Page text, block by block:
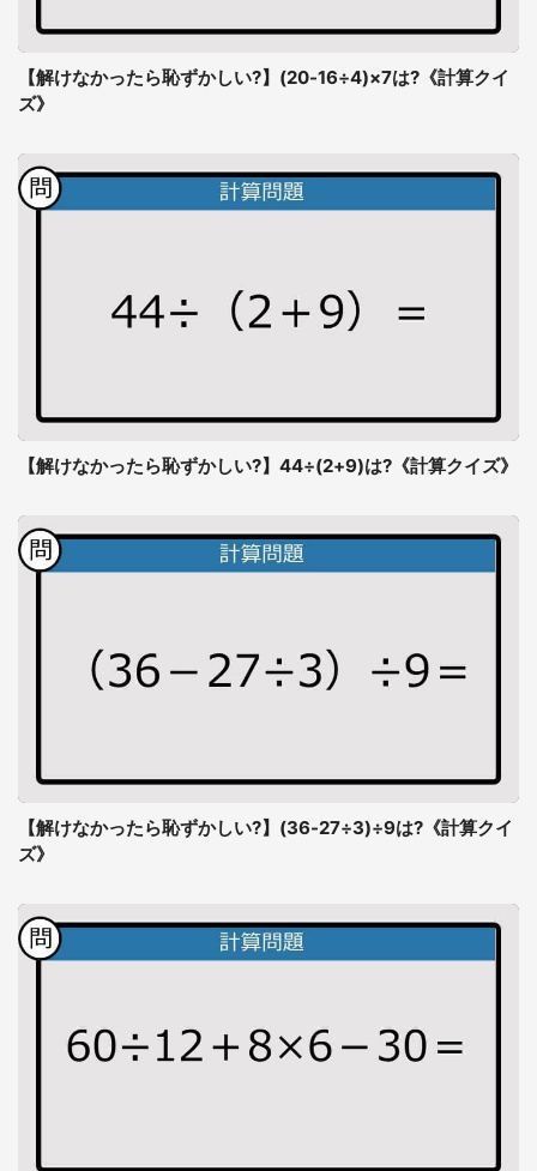
【解けなかったら恥ずかしい?】(20-16÷4)×7は?《計算クイ
ズ》
【解けなかったら恥ずかしい?】44÷(2+9)は?《計算クイズ》
【解けなかったら恥ずかしい?】(36-27÷3)÷9は?《計算クイ
ズ》